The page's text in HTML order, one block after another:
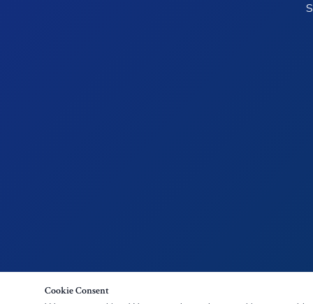
Cookie Consent